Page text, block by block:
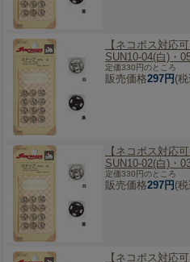
【ネコポス対応可
SUN10-04(白)・
定価330円のところ
販売価格297円 (
【ネコポス対応可
SUN10-02(白)・
定価330円のところ
販売価格297円 (
【ネコポス対応可